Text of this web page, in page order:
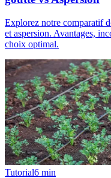
Explorez notre comparatif
et aspersion. Avantages,
choix optimal.
Tutorial6 min